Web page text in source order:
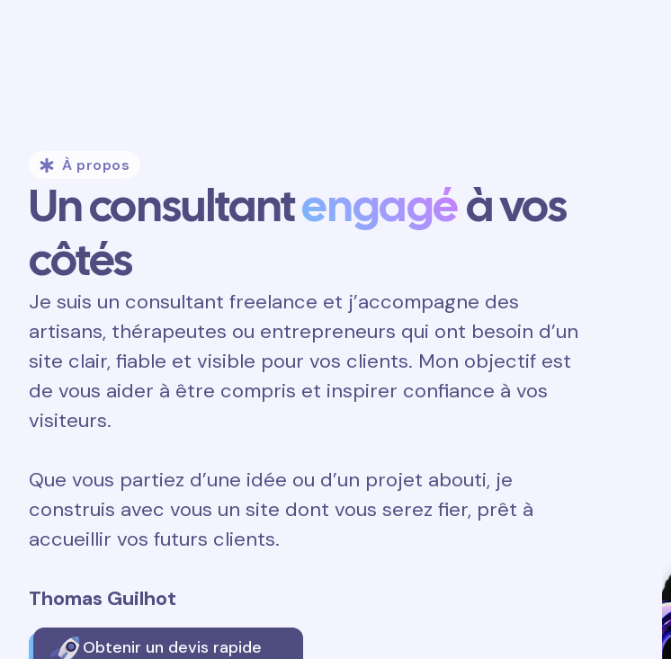
À propos
Un consultantengagéà vos
côtés
Je suis un consultant freelance et j’accompagne des
artisans, thérapeutes ou entrepreneurs qui ont besoin d’un
site clair, fiable et visible pour vos clients. Mon objectif est
de vous aider à être compris et inspirer confiance à vos
visiteurs.
Que vous partiez d’une idée ou d’un projet abouti, je
construis avec vous un site dont vous serez fier, prêt à
accueillir vos futurs clients.
Thomas Guilhot
Obtenir un devis rapide